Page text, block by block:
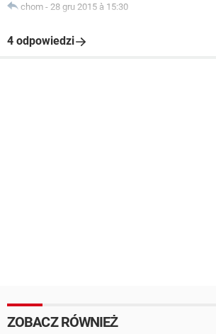
chom - 28 gru 2015 à 15:30
4 odpowiedzi
ZOBACZ RÓWNIEŻ